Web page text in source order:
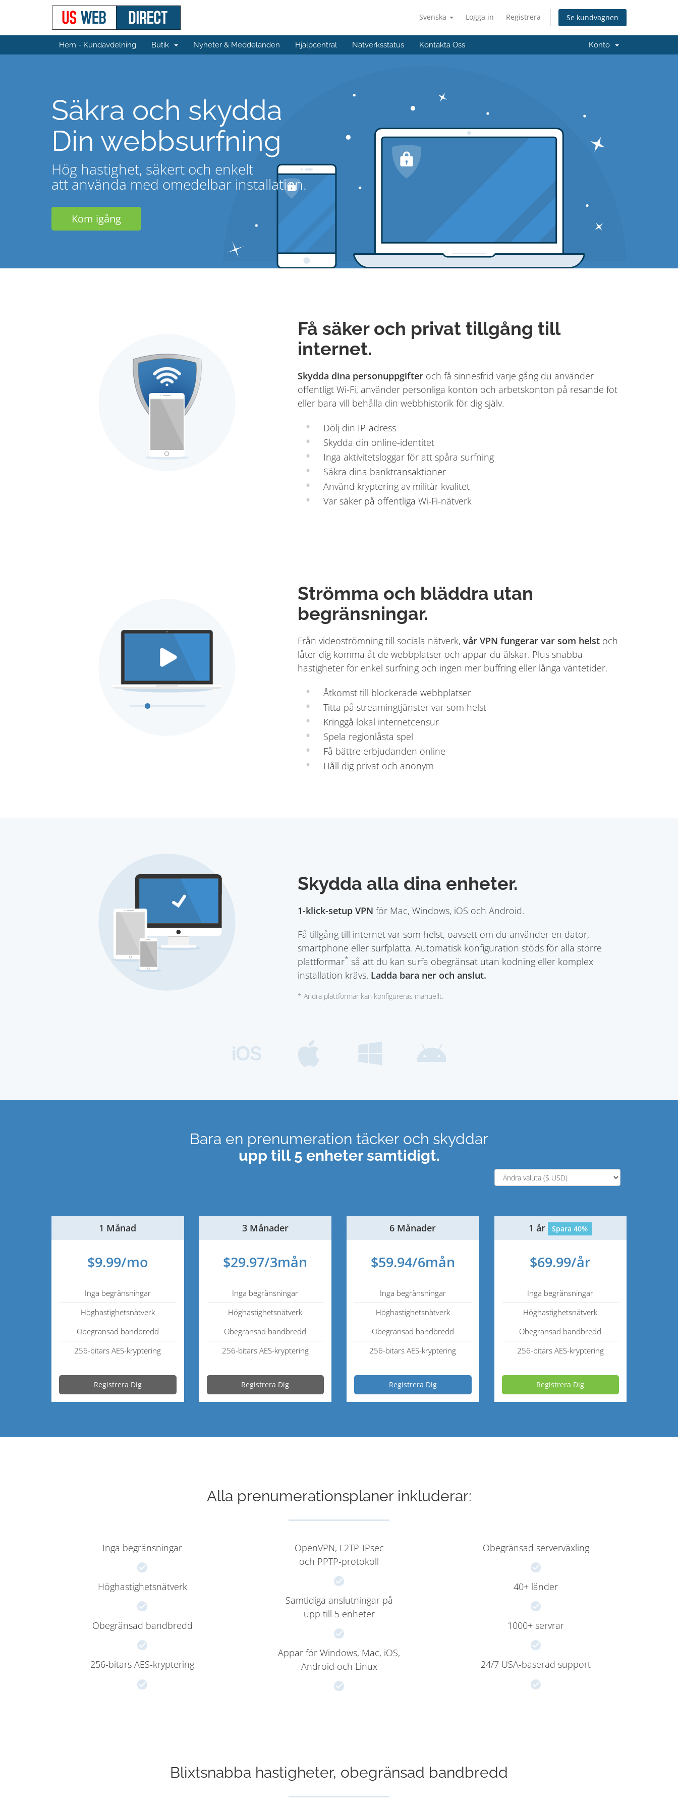
Svenska Logga in Registrera Se kundvagnen
Hem - Kundavdelning Butik Nyheter & Meddelanden Hjälpcentral Nätverksstatus Kontakta Oss Konto
Säkra och skydda
Din webbsurfning
Hög hastighet, säkert och enkelt
att använda med omedelbar installation.
Kom igång
Få säker och privat tillgång till
internet.
Skydda dina personuppgifteroch få sinnesfrid varje gång du använder
offentligt Wi-Fi, använder personliga konton och arbetskonton på resande fot
eller bara vill behålla din webbhistorik för dig själv.
Dölj din IP-adress
Skydda din online-identitet
Inga aktivitetsloggar för att spåra surfning
Säkra dina banktransaktioner
Använd kryptering av militär kvalitet
Var säker på offentliga Wi-Fi-nätverk
Strömma och bläddra utan
begränsningar.
Från videoströmning till sociala nätverk, vår VPN fungerar var som helstoch
låter dig komma åt de webbplatser och appar du älskar. Plus snabba
hastigheter för enkel surfning och ingen mer buffring eller långa väntetider.
Åtkomst till blockerade webbplatser
Titta på streamingtjänster var som helst
Kringgå lokal internetcensur
Spela regionlåsta spel
Få bättre erbjudanden online
Håll dig privat och anonym
Skydda alla dina enheter.
1-klick-setup VPN för Mac, Windows, iOS och Android.
Få tillgång till internet var som helst, oavsett om du använder en dator,
smartphone eller surfplatta. Automatisk konfiguration stöds för alla större
plattformar* så att du kan surfa obegränsat utan kodning eller komplex
installation krävs. Ladda bara ner och anslut.
* Andra plattformar kan konfigureras manuellt.
Bara en prenumeration täcker och skyddar
upp till 5 enheter samtidigt.
1 Månad
$9.99/mo
Inga begränsningar
Höghastighetsnätverk
Obegränsad bandbredd
256-bitars AES-kryptering
Registrera Dig
3 Månader
$29.97/3mån
Inga begränsningar
Höghastighetsnätverk
Obegränsad bandbredd
256-bitars AES-kryptering
Registrera Dig
6 Månader
$59.94/6mån
Inga begränsningar
Höghastighetsnätverk
Obegränsad bandbredd
256-bitars AES-kryptering
Registrera Dig
1 år Spara 40%
$69.99/år
Inga begränsningar
Höghastighetsnätverk
Obegränsad bandbredd
256-bitars AES-kryptering
Registrera Dig
Alla prenumerationsplaner inkluderar:
Inga begränsningar
Höghastighetsnätverk
Obegränsad bandbredd
256-bitars AES-kryptering
OpenVPN, L2TP-IPsec
och PPTP-protokoll
Samtidiga anslutningar på
upp till 5 enheter
Appar för Windows, Mac, iOS,
Android och Linux
Obegränsad serverväxling
40+ länder
1000+ servrar
24/7 USA-baserad support
Blixtsnabba hastigheter, obegränsad bandbredd